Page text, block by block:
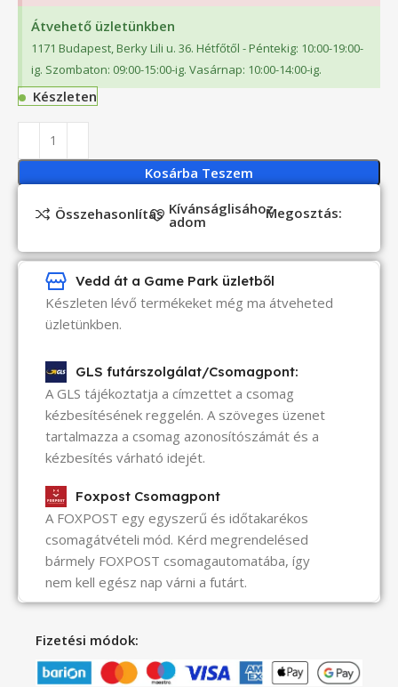
Átvehető üzletünkben
1171 Budapest, Berky Lili u. 36. Hétfőtől - Péntekig: 10:00-19:00-
ig. Szombaton: 09:00-15:00-ig. Vasárnap: 10:00-14:00-ig.
Készleten
Kosárba Teszem
Összehasonlítás Kívánságlisához
adom Megosztás:
Vedd át a Game Park üzletből
Készleten lévő termékeket még ma átveheted
üzletünkben.
GLS futárszolgálat/Csomagpont:
A GLS tájékoztatja a címzettet a csomag
kézbesítésének reggelén. A szöveges üzenet
tartalmazza a csomag azonosítószámát és a
kézbesítés várható idejét.
Foxpost Csomagpont
A FOXPOST egy egyszerű és időtakarékos
csomagátvételi mód. Kérd megrendelésed
bármely FOXPOST csomagautomatába, így
nem kell egész nap várni a futárt.
Fizetési módok: